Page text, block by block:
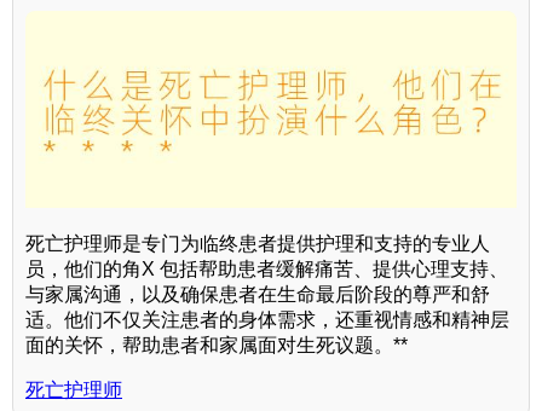
死亡护理师是专门为临终患者提供护理和支持的专业人
员，他们的角X 包括帮助患者缓解痛苦、提供心理支持、
与家属沟通，以及确保患者在生命最后阶段的尊严和舒
适。他们不仅关注患者的身体需求，还重视情感和精神层
面的关怀，帮助患者和家属面对生死议题。**
死亡护理师